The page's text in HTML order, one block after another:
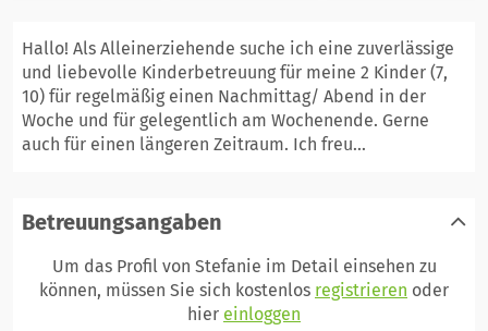
Hallo! Als Alleinerziehende suche ich eine zuverlässige
und liebevolle Kinderbetreuung für meine 2 Kinder (7,
10) für regelmäßig einen Nachmittag/ Abend in der
Woche und für gelegentlich am Wochenende. Gerne
auch für einen längeren Zeitraum. Ich freu...
Betreuungsangaben
Um das Profil von Stefanie im Detail einsehen zu
können, müssen Sie sich kostenlos registrieren oder
hier einloggen